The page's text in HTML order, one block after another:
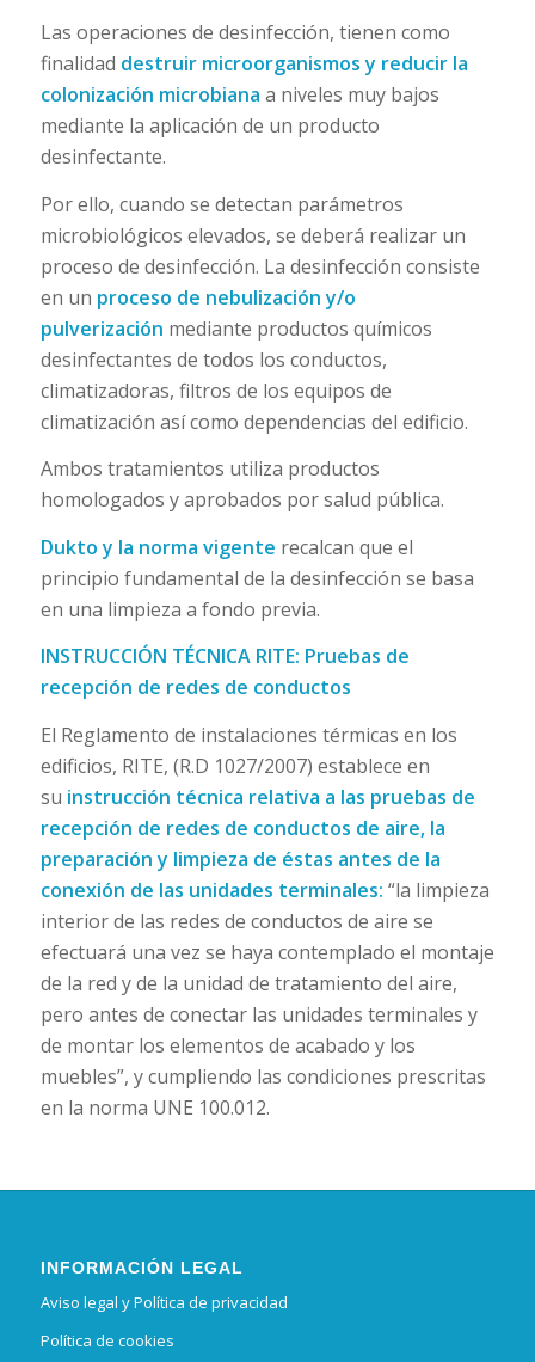
Las operaciones de desinfección, tienen como
finalidad destruir microorganismos y reducir la
colonización microbiana a niveles muy bajos
mediante la aplicación de un producto
desinfectante.
Por ello, cuando se detectan parámetros
microbiológicos elevados, se deberá realizar un
proceso de desinfección. La desinfección consiste
en un proceso de nebulización y/o
pulverización mediante productos químicos
desinfectantes de todos los conductos,
climatizadoras, filtros de los equipos de
climatización así como dependencias del edificio.
Ambos tratamientos utiliza productos
homologados y aprobados por salud pública.
Dukto y la norma vigente recalcan que el
principio fundamental de la desinfección se basa
en una limpieza a fondo previa.
INSTRUCCIÓN TÉCNICA RITE: Pruebas de
recepción de redes de conductos
El Reglamento de instalaciones térmicas en los
edificios, RITE, (R.D 1027/2007) establece en
su instrucción técnica relativa a las pruebas de
recepción de redes de conductos de aire, la
preparación y limpieza de éstas antes de la
conexión de las unidades terminales: “la limpieza
interior de las redes de conductos de aire se
efectuará una vez se haya contemplado el montaje
de la red y de la unidad de tratamiento del aire,
pero antes de conectar las unidades terminales y
de montar los elementos de acabado y los
muebles”, y cumpliendo las condiciones prescritas
en la norma UNE 100.012.
INFORMACIÓN LEGAL
Aviso legal y Política de privacidad
Política de cookies